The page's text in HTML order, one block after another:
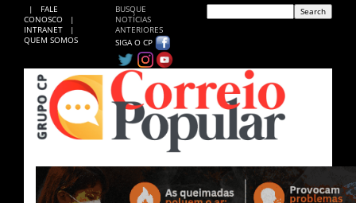
|
FALE
CONOSCO
|
INTRANET
|
QUEM SOMOS
BUSQUE
NOTÍCIAS
ANTERIORES
SIGA O CP